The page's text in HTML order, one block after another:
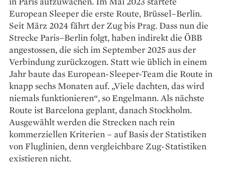
European Sleeper die erste Route, Brüssel–Berlin.
Seit März 2024 fährt der Zug bis Prag. Dass nun die
Strecke Paris–Berlin folgt, haben indirekt die ÖBB
angestossen, die sich im September 2025 aus der
Verbindung zurückzogen. Statt wie üblich in einem
Jahr baute das European-Sleeper-Team die Route in
knapp sechs Monaten auf. „Viele dachten, das wird
niemals funktionieren“, so Engelmann. Als nächste
Route ist Barcelona geplant, danach Stockholm.
Ausgewählt werden die Strecken nach rein
kommerziellen Kriterien – auf Basis der Statistiken
von Fluglinien, denn vergleichbare Zug-Statistiken
existieren nicht.